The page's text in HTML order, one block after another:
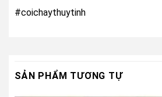
#coichaythuytinh
SẢN PHẨM TƯƠNG TỰ